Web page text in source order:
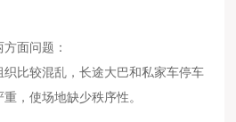
面问题：
比较混乱，长途大巴和私家车停车
，使场地缺少秩序性。